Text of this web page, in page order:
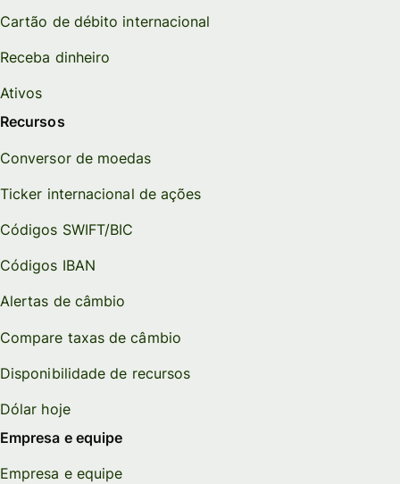
Cartão de débito internacional
Receba dinheiro
Ativos
Recursos
Conversor de moedas
Ticker internacional de ações
Códigos SWIFT/BIC
Códigos IBAN
Alertas de câmbio
Compare taxas de câmbio
Disponibilidade de recursos
Dólar hoje
Empresa e equipe
Empresa e equipe